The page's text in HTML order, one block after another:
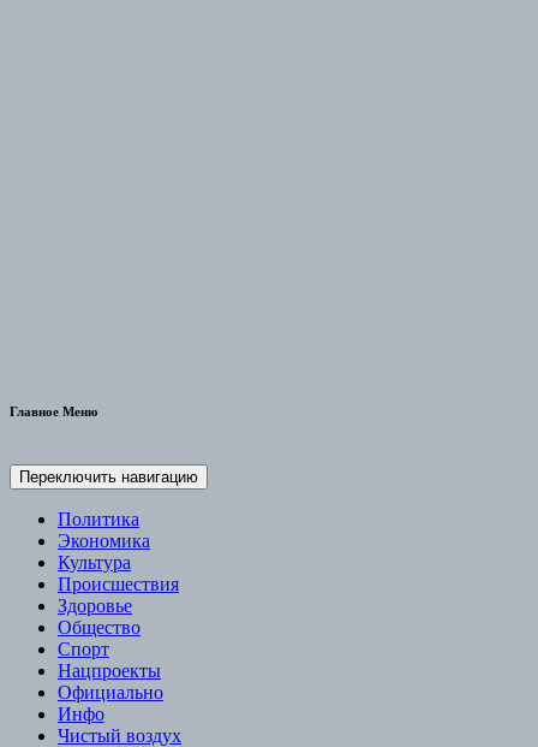
Главное Меню
Переключить навигацию
Политика
Экономика
Культура
Происшествия
Здоровье
Общество
Спорт
Нацпроекты
Официально
Инфо
Чистый воздух